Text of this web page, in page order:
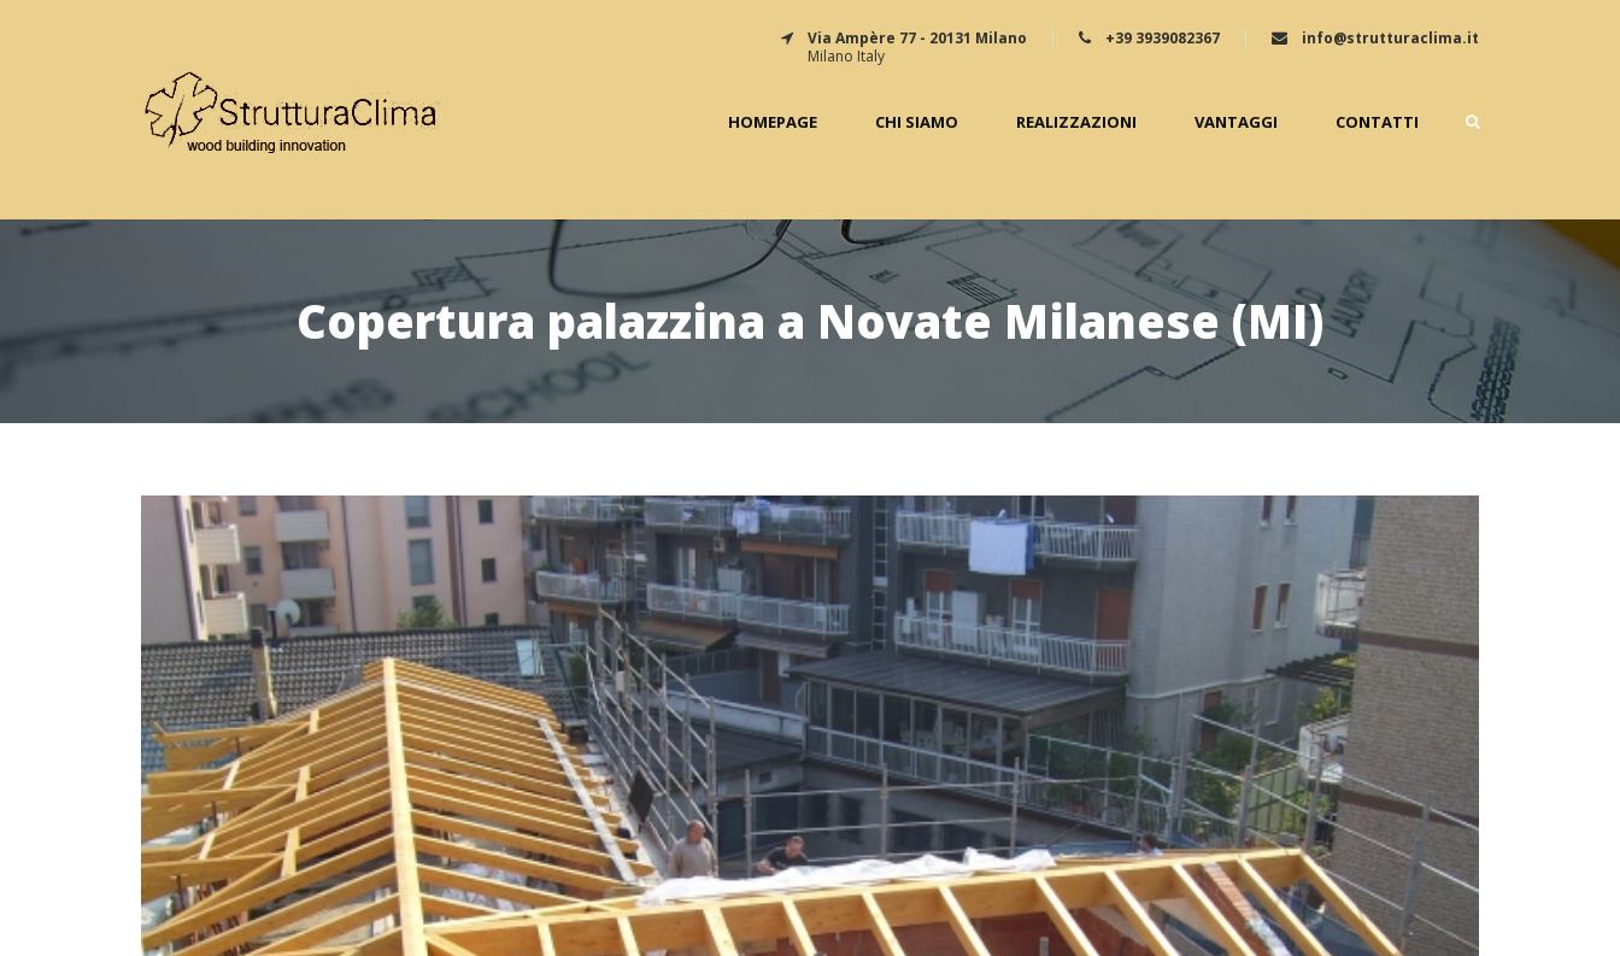
Via Ampère 77 - 20131 Milano
Milano Italy
+39 3939082367 info@strutturaclima.it
HOMEPAGE CHI SIAMO REALIZZAZIONI VANTAGGI CONTATTI
Copertura palazzina a Novate Milanese (MI)